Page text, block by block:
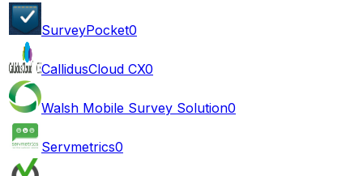
SurveyPocket0
CallidusCloud CX0
Walsh Mobile Survey Solution0
Servmetrics0